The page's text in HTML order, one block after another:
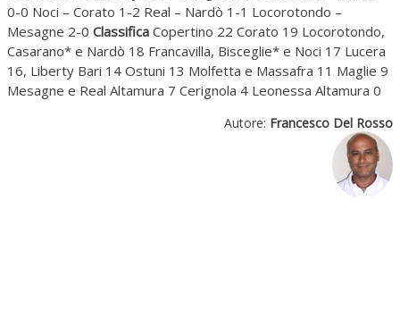
0-0 Noci – Corato 1-2 Real – Nardò 1-1 Locorotondo –
Mesagne 2-0 Classifica Copertino 22 Corato 19 Locorotondo,
Casarano* e Nardò 18 Francavilla, Bisceglie* e Noci 17 Lucera
16, Liberty Bari 14 Ostuni 13 Molfetta e Massafra 11 Maglie 9
Mesagne e Real Altamura 7 Cerignola 4 Leonessa Altamura 0
Autore: Francesco Del Rosso